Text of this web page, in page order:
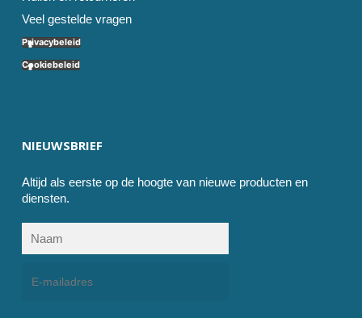
Veel gestelde vragen
Privacybeleid
Cookiebeleid
NIEUWSBRIEF
Altijd als eerste op de hoogte van nieuwe producten en
diensten.